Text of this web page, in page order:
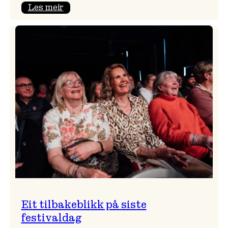
Les meir:
Eit tilbakeblikk på siste
festivaldag